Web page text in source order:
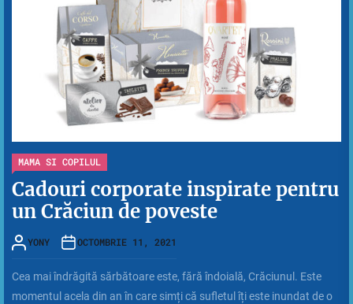
MAMA SI COPILUL
Cadouri corporate inspirate pentru
un Crăciun de poveste
YONY OCTOMBRIE 11, 2021
Cea mai îndrăgită sărbătoare este, fără îndoială, Crăciunul. Este
momentul acela din an în care simți că sufletul îți este inundat de o